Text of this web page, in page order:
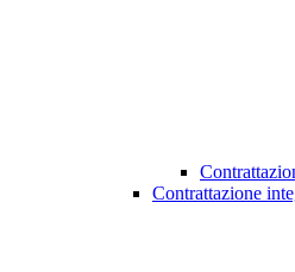
Contrattazione